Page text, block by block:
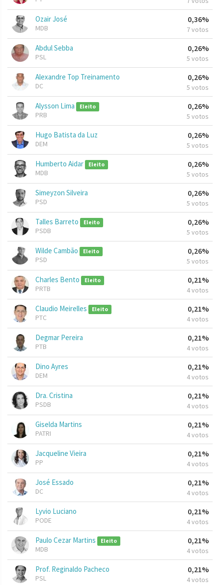
Ozair José
MDB
0,36%
7 votos
Abdul Sebba
PSL
0,26%
5 votos
Alexandre Top Treinamento
DC
0,26%
5 votos
Alysson Lima Eleito
PRB
0,26%
5 votos
Hugo Batista da Luz
DEM
0,26%
5 votos
Humberto Aidar Eleito
MDB
0,26%
5 votos
Simeyzon Silveira
PSD
0,26%
5 votos
Talles Barreto Eleito
PSDB
0,26%
5 votos
Wilde Cambão Eleito
PSD
0,26%
5 votos
Charles Bento Eleito
PRTB
0,21%
4 votos
Claudio Meirelles Eleito
PTC
0,21%
4 votos
Degmar Pereira
PTB
0,21%
4 votos
Dino Ayres
DEM
0,21%
4 votos
Dra. Cristina
PSDB
0,21%
4 votos
Giselda Martins
PATRI
0,21%
4 votos
Jacqueline Vieira
PP
0,21%
4 votos
José Essado
DC
0,21%
4 votos
Lyvio Luciano
PODE
0,21%
4 votos
Paulo Cezar Martins Eleito
MDB
0,21%
4 votos
Prof. Reginaldo Pacheco
PSL
0,21%
4 votos